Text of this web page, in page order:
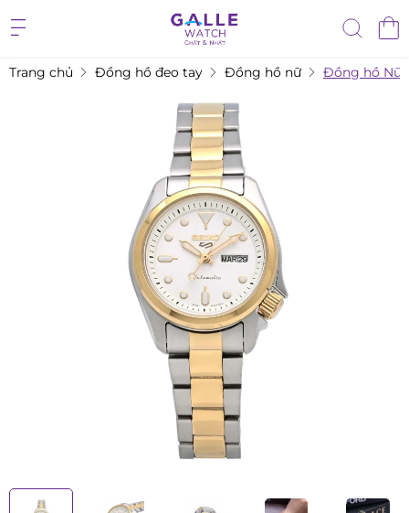
Trang chủ Đồng hồ đeo tay Đồng hồ nữ Đồng hồ Nữ